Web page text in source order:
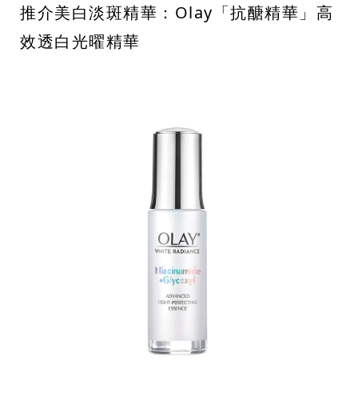
推介美白淡斑精華：Olay「抗醣精華」高
效透白光曜精華